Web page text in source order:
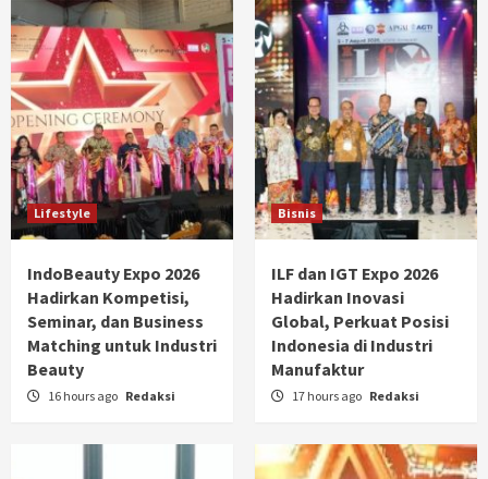
Lifestyle
IndoBeauty Expo 2026
Hadirkan Kompetisi,
Seminar, dan Business
Matching untuk Industri
Beauty
16 hours ago Redaksi
Bisnis
ILF dan IGT Expo 2026
Hadirkan Inovasi
Global, Perkuat Posisi
Indonesia di Industri
Manufaktur
17 hours ago Redaksi